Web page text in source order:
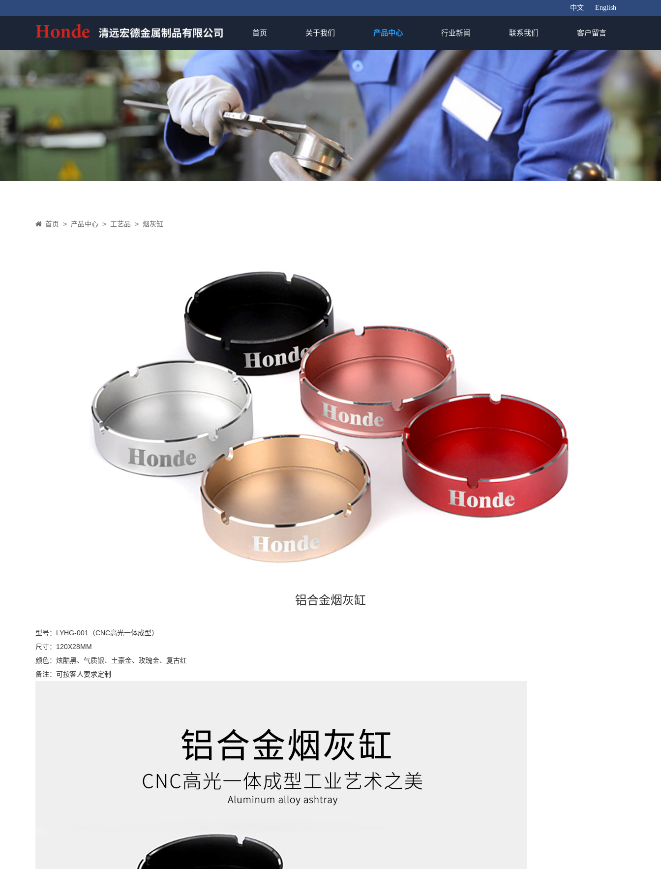
中文 English
首页 关于我们 产品中心 行业新闻 联系我们 客户留言
首页 > 产品中心 > 工艺品 > 烟灰缸
铝合金烟灰缸
型号：LYHG-001（CNC高光一体成型）
尺寸：120X28MM
颜色：炫酷黑、气质银、土豪金、玫瑰金、复古红
备注：可按客人要求定制